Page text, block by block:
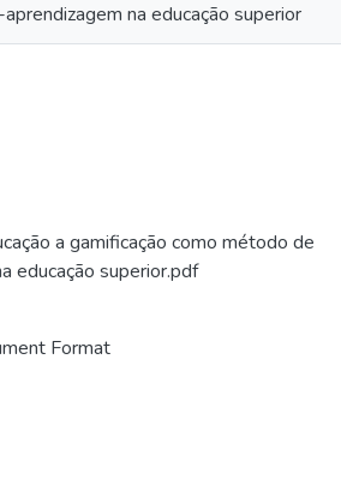
na educação superior
a gamificação como método de
educação superior.pdf
Format